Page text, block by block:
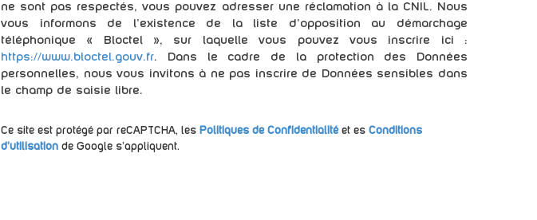
ne sont pas respectés, vous pouvez adresser une réclamation à la CNIL. Nous
vous informons de l’existence de la liste d'opposition au démarchage
téléphonique « Bloctel », sur laquelle vous pouvez vous inscrire ici :
https://www.bloctel.gouv.fr. Dans le cadre de la protection des Données
personnelles, nous vous invitons à ne pas inscrire de Données sensibles dans
le champ de saisie libre.
Ce site est protégé par reCAPTCHA, les Politiques de Confidentialitéet es Conditions
d'utilisation de Google s'appliquent.